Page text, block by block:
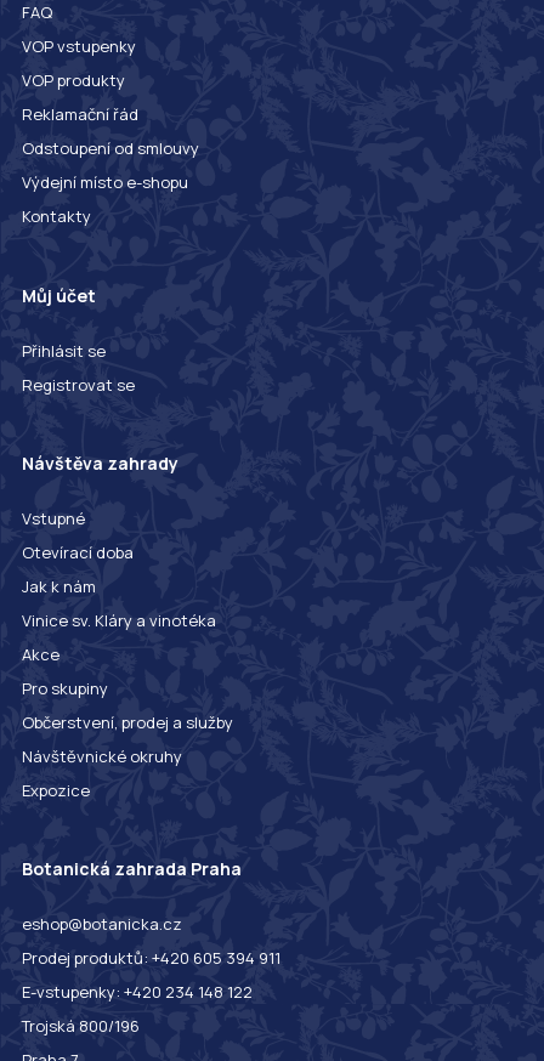
FAQ
VOP vstupenky
VOP produkty
Reklamační řád
Odstoupení od smlouvy
Výdejní místo e-shopu
Kontakty
Můj účet
Přihlásit se
Registrovat se
Návštěva zahrady
Vstupné
Otevírací doba
Jak k nám
Vinice sv. Kláry a vinotéka
Akce
Pro skupiny
Občerstvení, prodej a služby
Návštěvnické okruhy
Expozice
Botanická zahrada Praha
eshop@botanicka.cz
Prodej produktů: +420 605 394 911
E-vstupenky: +420 234 148 122
Trojská 800/196